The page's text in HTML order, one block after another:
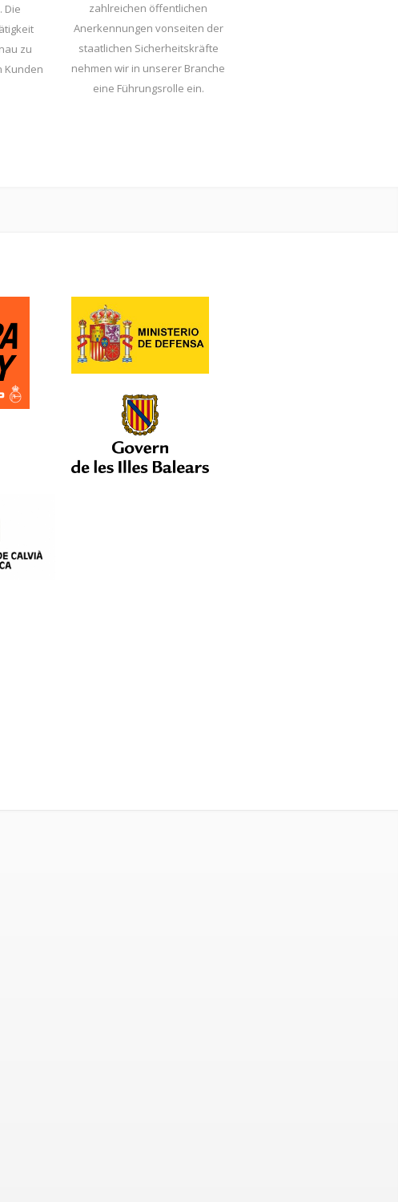
Die
zu
Kunden
zahlreichen öffentlichen
Anerkennungen vonseiten der
staatlichen Sicherheitskräfte
nehmen wir in unserer Branche
eine Führungsrolle ein.